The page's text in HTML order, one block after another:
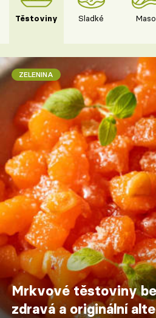
Těstoviny Sladké Maso
ZELENINA
Mrkvové těstoviny
zdravá a originální